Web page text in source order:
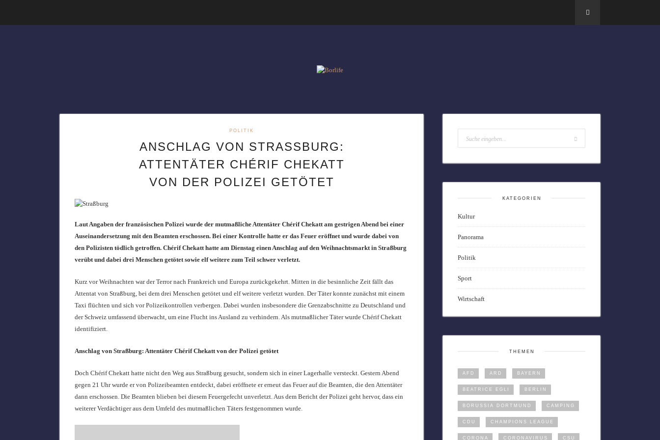
POLITIK
ANSCHLAG VON STRASSBURG: A
TTENTÄTER CHÉRIF CHEKATT V
ON DER POLIZEI GETÖTET
Laut Angaben der französischen Polizei wurde der mutmaßliche Attentäter Chérif Chekatt am gestrigen Abend bei einer
Auseinandersetzung mit den Beamten erschossen. Bei einer Kontrolle hatte er das Feuer eröffnet und wurde dabei von
den Polizisten tödlich getroffen. Chérif Chekatt hatte am Dienstag einen Anschlag auf den Weihnachtsmarkt in Straßburg
verübt und dabei drei Menschen getötet sowie elf weitere zum Teil schwer verletzt.
Kurz vor Weihnachten war der Terror nach Frankreich und Europa zurückgekehrt. Mitten in die besinnliche Zeit fällt das
Attentat von Straßburg, bei dem drei Menschen getötet und elf weitere verletzt wurden. Der Täter konnte zunächst mit einem
Taxi flüchten und sich vor Polizeikontrollen verbergen. Dabei wurden insbesondere die Grenzabschnitte zu Deutschland und
der Schweiz umfassend überwacht, um eine Flucht ins Ausland zu verhindern. Als mutmaßlicher Täter wurde Chérif Chekatt
identifiziert.
Anschlag von Straßburg: Attentäter Chérif Chekatt von der Polizei getötet
Doch Chérif Chekatt hatte nicht den Weg aus Straßburg gesucht, sondern sich in einer Lagerhalle versteckt. Gestern Abend
gegen 21 Uhr wurde er von Polizeibeamten entdeckt, dabei eröffnete er erneut das Feuer auf die Beamten, die den Attentäter
dann erschossen. Die Beamten blieben bei diesem Feuergefecht unverletzt. Aus dem Bericht der Polizei geht hervor, dass ein
weiterer Verdächtiger aus dem Umfeld des mutmaßlichen Täters festgenommen wurde.
KATEGORIEN
Kultur
Panorama
Politik
Sport
Wirtschaft
THEMEN
AFD ARD BAYERN
BEATRICE EGLI BERLIN
BORUSSIA DORTMUND CAMPING
CDU CHAMPIONS LEAGUE
CORONA CORONAVIRUS CSU